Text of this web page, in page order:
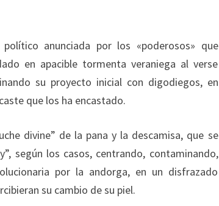
anunciada por los «poderosos» que
en apacible tormenta veraniega al verse
su proyecto inicial con digodiegos, en
que los ha encastado.
divine” de la pana y la descamisa, que se
según los casos, centrando, contaminando,
por la andorga, en un disfrazado
su cambio de su piel.